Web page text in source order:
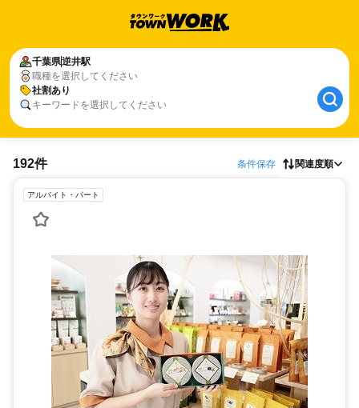
千葉県逆井駅
職種を選択してください
社割あり
キーワードを選択してください
192件 条件保存 関連度順
アルバイト・パート